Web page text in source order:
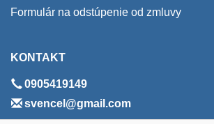
Formulár na odstúpenie od zmluvy
KONTAKT
0905419149
svencel@gmail.com